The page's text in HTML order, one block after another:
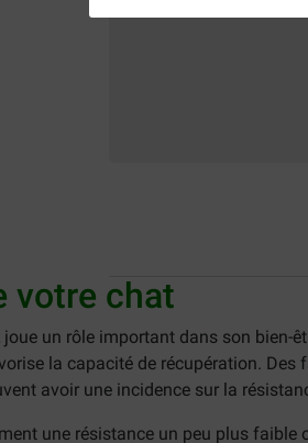
votre chat
joue un rôle important dans son bien-
la capacité de récupération.
avoir une incidence sur la
une résistance un peu plus